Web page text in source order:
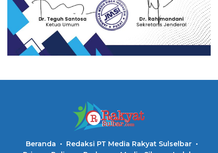
Beranda
Redaksi PT Media Rakyat Sulselbar